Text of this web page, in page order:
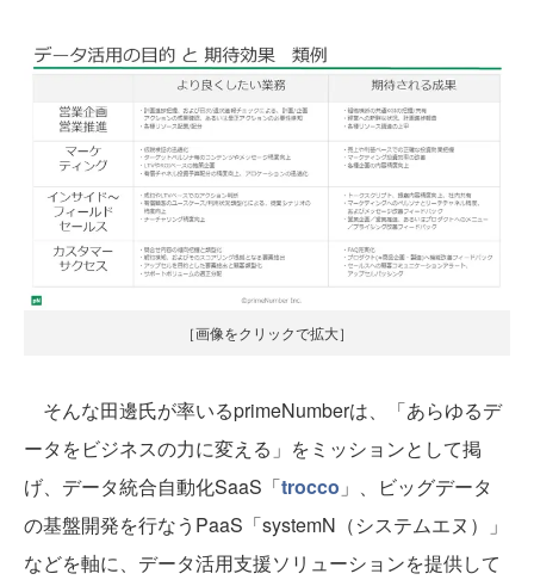
［画像をクリックで拡大］
そんな田邊氏が率いるprimeNumberは、「あらゆるデ
ータをビジネスの力に変える」をミッションとして掲
げ、データ統合自動化SaaS「trocco 」、ビッグデータ
の基盤開発を行なうPaaS「systemN（システムエヌ）」
などを軸に、データ活用支援ソリューションを提供して